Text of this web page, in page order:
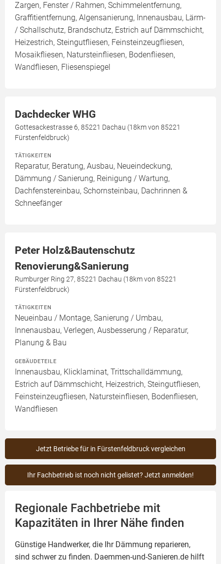
Zargen, Fenster / Rahmen, Schimmelentfernung,
Graffitientfernung, Algensanierung, Innenausbau, Lärm-
/ Schallschutz, Brandschutz, Estrich auf Dämmschicht,
Heizestrich, Steingutfliesen, Feinsteinzeugfliesen,
Mosaikfliesen, Natursteinfliesen, Bodenfliesen,
Wandfliesen, Fliesenspiegel
Dachdecker WHG
Gottesackestrasse 6, 85221 Dachau (18km von 85221
Fürstenfeldbruck)
TÄTIGKEITEN
Reparatur, Beratung, Ausbau, Neueindeckung,
Dämmung / Sanierung, Reinigung / Wartung,
Dachfenstereinbau, Schornsteinbau, Dachrinnen &
Schneefänger
Peter Holz&Bautenschutz
Renovierung&Sanierung
Rumburger Ring 27, 85221 Dachau (18km von 85221
Fürstenfeldbruck)
TÄTIGKEITEN
Neueinbau / Montage, Sanierung / Umbau,
Innenausbau, Verlegen, Ausbesserung / Reparatur,
Planung & Bau
GEBÄUDETEILE
Innenausbau, Klicklaminat, Trittschalldämmung,
Estrich auf Dämmschicht, Heizestrich, Steingutfliesen,
Feinsteinzeugfliesen, Natursteinfliesen, Bodenfliesen,
Wandfliesen
Jetzt Betriebe für in Fürstenfeldbruck vergleichen
Ihr Fachbetrieb ist noch nicht gelistet? Jetzt anmelden!
Regionale Fachbetriebe mit
Kapazitäten in Ihrer Nähe finden
Günstige Handwerker, die Ihr Dämmung reparieren,
sind schwer zu finden. Daemmen-und-Sanieren.de hilft